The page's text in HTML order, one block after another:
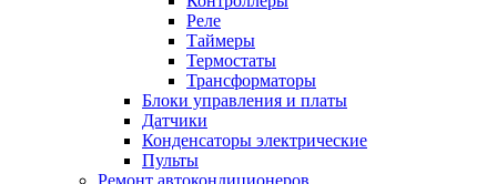
Реле
Таймеры
Термостаты
Трансформаторы
Блоки управления и платы
Датчики
Конденсаторы электрические
Пульты
Ремонт автокондиционеров